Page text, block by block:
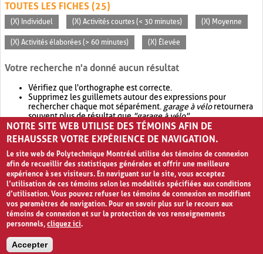
TOUTES LES FICHES (25)
(X) Individuel (X) Activités courtes (< 30 minutes) (X) Moyenne
(X) Activités élaborées (> 60 minutes) (X) Élevée
Votre recherche n'a donné aucun résultat
Vérifiez que l'orthographe est correcte.
Supprimez les guillemets autour des expressions pour
rechercher chaque mot séparément. garage à véloretournera
souvent plus de résultat que"garage à vélo".
Envisagez d'élargir votre recherche avec OR.garage OR vélo
retournera souvent plus de résultat quegarage à vélo
NOTRE SITE WEB UTILISE DES TÉMOINS AFIN DE
REHAUSSER VOTRE EXPÉRIENCE DE NAVIGATION.
Le site web de Polytechnique Montréal utilise des témoins de connexion
afin de recueillir des statistiques générales et offrir une meilleure
expérience à ses visiteurs. En naviguant sur le site, vous acceptez
l’utilisation de ces témoins selon les modalités spécifiées aux conditions
d’utilisation. Vous pouvez refuser les témoins de connexion en modifiant
vos paramètres de navigation. Pour en savoir plus sur le recours aux
témoins de connexion et sur la protection de vos renseignements
personnels,cliquez ici.
Accepter